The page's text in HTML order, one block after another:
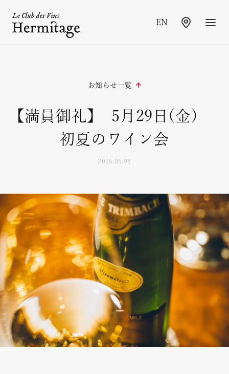
店舗情報
よくいただくご質問
プライバシーポリシー
GROUP WEBSITES
レストランひらまつ 広尾
凌霄 Ryō-shō
ひらまつ総合研究所
EN
お知らせ一覧
【満員御礼】 5月29日(金)
初夏のワイン会
2026.05.08